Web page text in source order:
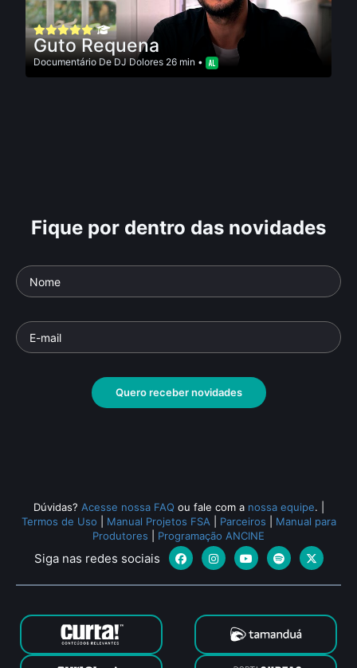
Guto Requena
DocumentárioDeDJ Dolores 26 min •
Fique por dentro das novidades
Quero receber novidades
Dúvidas? Acesse nossa FAQ ou fale com a nossa equipe.
Termos de Uso
Manual Projetos FSA Parceiros
Manual para
Produtores
Programação ANCINE
Siga nas redes sociais